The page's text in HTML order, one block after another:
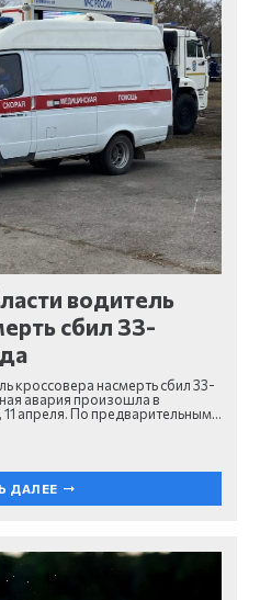
водитель
сбил 33-
кроссовера насмерть сбил 33-
авария произошла в
апреля. По предварительным…
ДАЛЕЕ